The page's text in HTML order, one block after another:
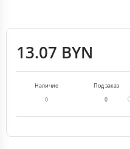
13.07 BYN
Наличие Под заказ
0
0